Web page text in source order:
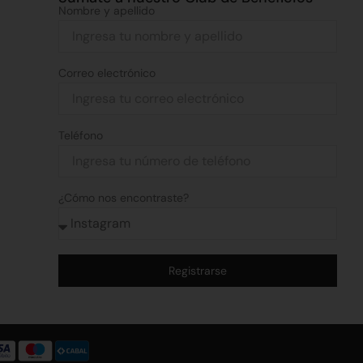
Nombre y apellido
Correo electrónico
Teléfono
¿Cómo nos encontraste?
Registrarse